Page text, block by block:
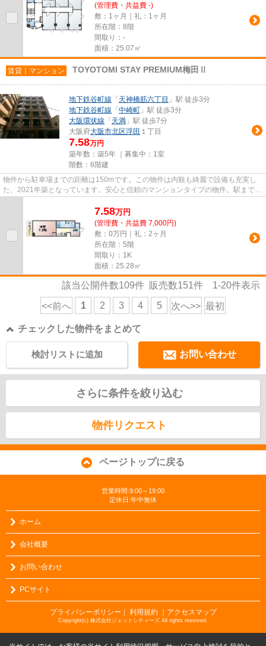
(管理費・共益費 -)
敷：1ヶ月｜礼：1ヶ月
所在階：8階
間取り：-
面積：25.07㎡
賃貸｜マンション TOYOTOMI STAY PREMIUM梅田Ⅱ
地下鉄谷町線 「 天神橋筋六丁目 」駅 徒歩3分
地下鉄谷町線 「 中崎町 」駅 徒歩3分
大阪環状線 「 天満 」駅 徒歩7分
大阪府大阪市北区浮田 １丁目
7.58万円
築年数：築5年 ｜募集中： 1室
階数：6階建
物件から駐車場までの距離は150mです。この物件は内観も綺麗で設備も充実し
た、2021年築となっています。安心と信頼のマンションタイプの物件。駅まで歩
7.58万円
(管理費・共益費 7,000円)
敷：0万円｜礼：2ヶ月
所在階：5階
間取り：1K
面積：25.28㎡
該当公開件数109件 販売数151件 1-20件表示
<<前へ 1 2 3 4 5 次へ>> 最初
チェックした物件をまとめて
お問い合わせ
検討リストに追加
さらに条件を絞り込む
物件リクエスト
ページトップに戻る
営業時間:9:00～19:00
定休日:年中無休
ホーム
会社概要
お問い合わせ
PCサイト
プライバシーポリシー ｜ 利用規約 ｜アクセスマップ
Copyright(c) 株式会社ジェットシティーズ All rights reserved.